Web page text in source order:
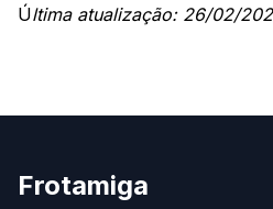
Última atualização: 26/02/
Frotamiga